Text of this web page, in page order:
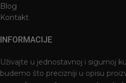
Blog
Kontakt
INFORMACIJE
Uživajte u jednostavnoj i sigurnoj
budemo što precizniji u opisu